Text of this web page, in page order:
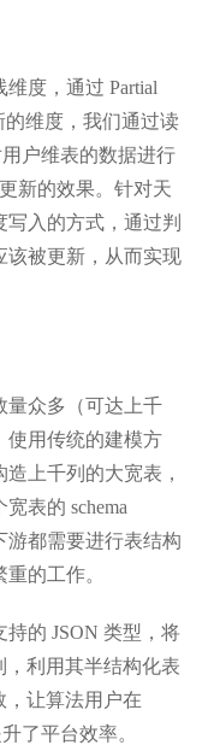
度，通过 Partial
的维度，我们通过读
户维表的数据进行
新的效果。针对天
入的方式，通过判
该被更新，从而实现
量众多（可达上千
使用传统的建模方
上千列的大宽表，
表的 schema
游都需要进行表结构
的工作。
的 JSON 类型，将
，利用其半结构化表
，让算法用户在
了平台效率。